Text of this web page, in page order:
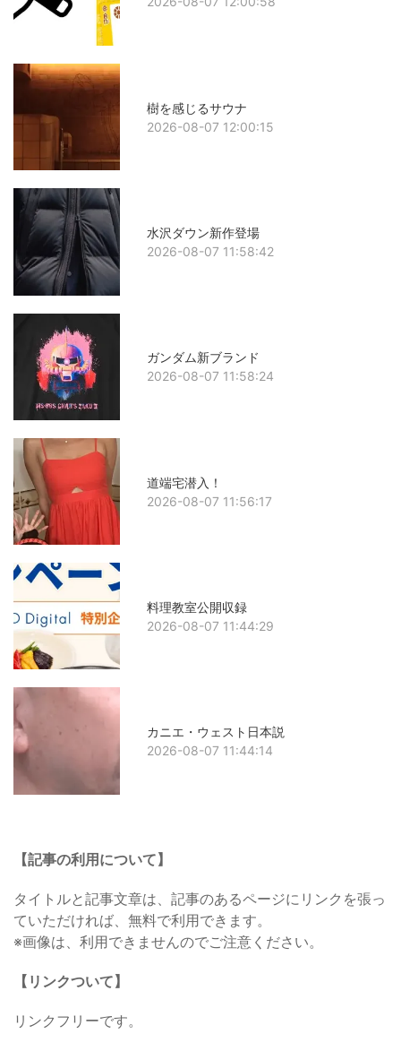
樹を感じるサウナ
2026-08-07 12:00:15
水沢ダウン新作登場
2026-08-07 11:58:42
ガンダム新ブランド
2026-08-07 11:58:24
道端宅潜入！
2026-08-07 11:56:17
料理教室公開収録
2026-08-07 11:44:29
カニエ・ウェスト日本説
2026-08-07 11:44:14
【記事の利用について】
タイトルと記事文章は、記事のあるページにリンクを張っ
ていただければ、無料で利用できます。
※画像は、利用できませんのでご注意ください。
【リンクついて】
リンクフリーです。